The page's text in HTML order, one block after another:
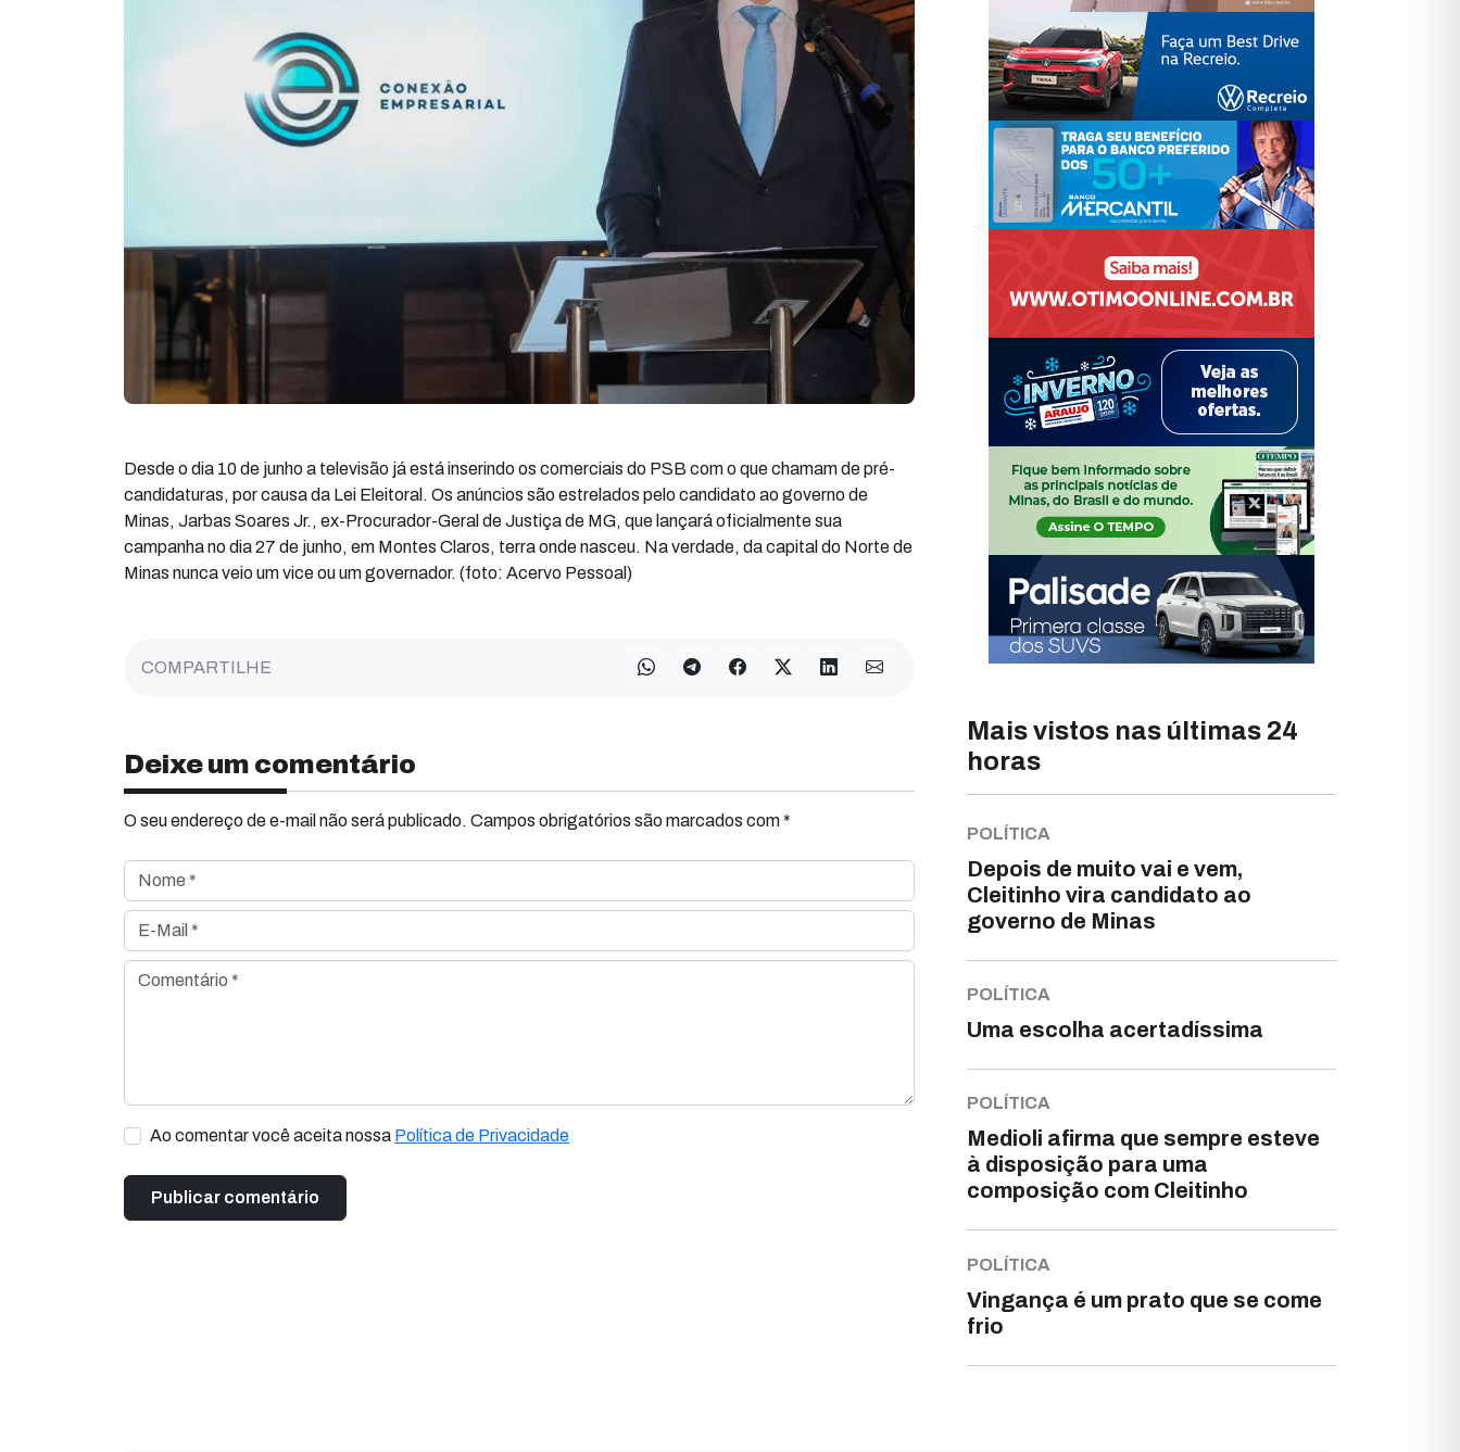
Desde o dia 10 de junho a televisão já está inserindo os comerciais do PSB com o que chamam de pré-
candidaturas, por causa da Lei Eleitoral. Os anúncios são estrelados pelo candidato ao governo de
Minas, Jarbas Soares Jr., ex-Procurador-Geral de Justiça de MG, que lançará oficialmente sua
campanha no dia 27 de junho, em Montes Claros, terra onde nasceu. Na verdade, da capital do Norte de
Minas nunca veio um vice ou um governador. (foto: Acervo Pessoal)
COMPARTILHE
Deixe um comentário
O seu endereço de e-mail não será publicado. Campos obrigatórios são marcados com *
Nome *
E-Mail *
Comentário *
Ao comentar você aceita nossa Política de Privacidade
Mais vistos nas últimas 24
horas
POLÍTICA
Depois de muito vai e vem,
Cleitinho vira candidato ao
governo de Minas
POLÍTICA
Uma escolha acertadíssima
POLÍTICA
Medioli afirma que sempre esteve
à disposição para uma
composição com Cleitinho
POLÍTICA
Vingança é um prato que se come
frio